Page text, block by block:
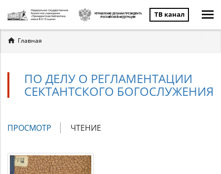
ТВ канал
Вы
здесь
Главная
ПО ДЕЛУ О РЕГЛАМЕНТАЦИИ
СЕКТАНТСКОГО БОГОСЛУЖЕНИЯ
Главные
ПРОСМОТР (АКТИВНАЯ
ЧТЕНИЕ